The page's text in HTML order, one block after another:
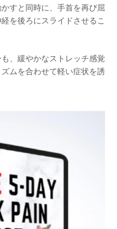
すと同時に、手首を再び屈
を後ろにスライドさせるこ
、緩やかなストレッチ感覚
ムを合わせて軽い症状を誘